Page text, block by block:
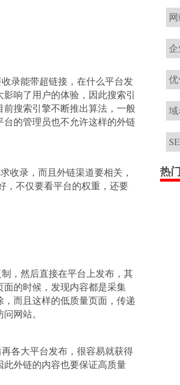
录能带超链接，在什么平台发
响了用户的体验，因此搜索引
搜索引擎不断推出算法，一般
的管理员也不允许这样的外链
录，而且外链渠道要相关，
，不仅要看平台的权重，还要
，然后直接在平台上发布，其
的时候，发现内容都是采集
而且这样的低质量页面，传递
网站。
各大平台发布，很容易就获得
外链的内容也要保证高质量
热